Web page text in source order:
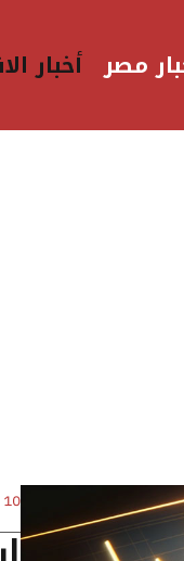
مصر أخبار
10 ديسمبر، 2024